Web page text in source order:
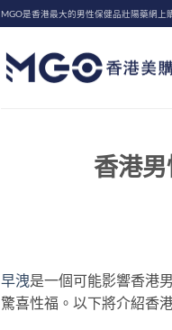
MGO是香港最大的男性保健品壯陽藥網上
香港
早洩是一個可能影響香港
驚喜性福。以下將介紹香